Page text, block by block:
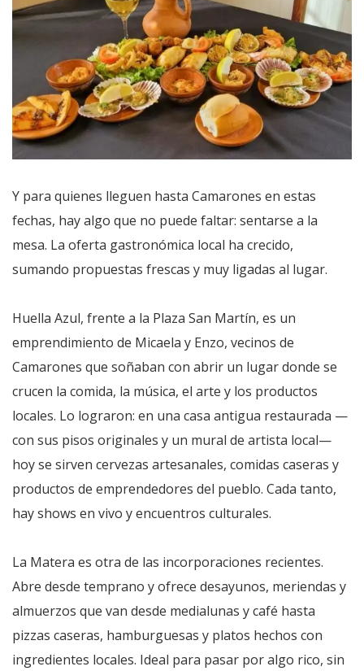
Y para quienes lleguen hasta Camarones en estas
fechas, hay algo que no puede faltar: sentarse a la
mesa. La oferta gastronómica local ha crecido,
sumando propuestas frescas y muy ligadas al lugar.
Huella Azul, frente a la Plaza San Martín, es un
emprendimiento de Micaela y Enzo, vecinos de
Camarones que soñaban con abrir un lugar donde se
crucen la comida, la música, el arte y los productos
locales. Lo lograron: en una casa antigua restaurada —
con sus pisos originales y un mural de artista local—
hoy se sirven cervezas artesanales, comidas caseras y
productos de emprendedores del pueblo. Cada tanto,
hay shows en vivo y encuentros culturales.
La Matera es otra de las incorporaciones recientes.
Abre desde temprano y ofrece desayunos, meriendas y
almuerzos que van desde medialunas y café hasta
pizzas caseras, hamburguesas y platos hechos con
ingredientes locales. Ideal para pasar por algo rico, sin